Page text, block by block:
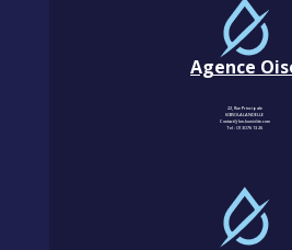
Agence
22, Rue Principale
60850 LALANDELLE
Contact@km-humidite.com
Tel :01 30 76 13 26